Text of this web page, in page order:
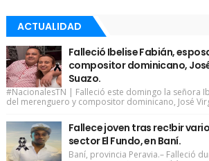
ACTUALIDAD
Falleció Ibelise Fabián,
compositor dominicano,
Suazo.
#NacionalesTN | Falleció este domingo la señora
del merenguero y compositor dominicano, José
Fallece joven tras rec!bir
sector El Fundo, en Baní.
Baní, provincia Peravia.– Falleció